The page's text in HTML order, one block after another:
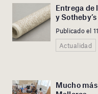
Entrega de
y
Publicado el
Actualidad
Mucho